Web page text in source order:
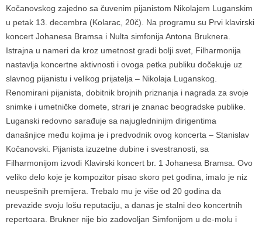
Kočanovskog zajedno sa čuvenim pijanistom Nikolajem Luganskim
u petak 13. decembra (Kolarac, 20č). Na programu su Prvi klavirski
koncert Johanesa Bramsa i Nulta simfonija Antona Bruknera.
Istrajna u nameri da kroz umetnost gradi bolji svet, Filharmonija
nastavlja koncertne aktivnosti i ovoga petka publiku dočekuje uz
slavnog pijanistu i velikog prijatelja – Nikolaja Luganskog.
Renomirani pijanista, dobitnik brojnih priznanja i nagrada za svoje
snimke i umetničke domete, strari je znanac beogradske publike.
Luganski redovno sarađuje sa najugledninijm dirigentima
današnjice među kojima je i predvodnik ovog koncerta – Stanislav
Kočanovski. Pijanista izuzetne dubine i svestranosti, sa
Filharmonijom izvodi Klavirski koncert br. 1 Johanesa Bramsa. Ovo
veliko delo koje je kompozitor pisao skoro pet godina, imalo je niz
neuspešnih premijera. Trebalo mu je više od 20 godina da
prevaziđe svoju lošu reputaciju, a danas je stalni deo koncertnih
repertoara. Brukner nije bio zadovoljan Simfonijom u de-molu i